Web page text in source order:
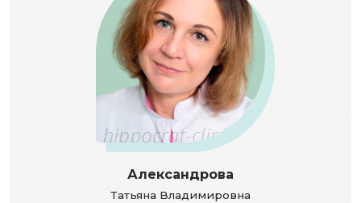
Александрова
Татьяна Владимировна